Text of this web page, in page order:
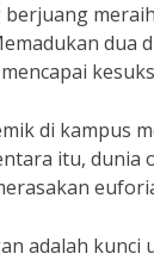
berjuang
dua
di kampus
itu,
adalah kunci